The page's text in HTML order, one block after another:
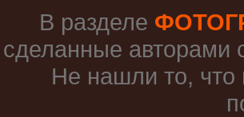
В разделе
сделанные авторами
Не нашли то,